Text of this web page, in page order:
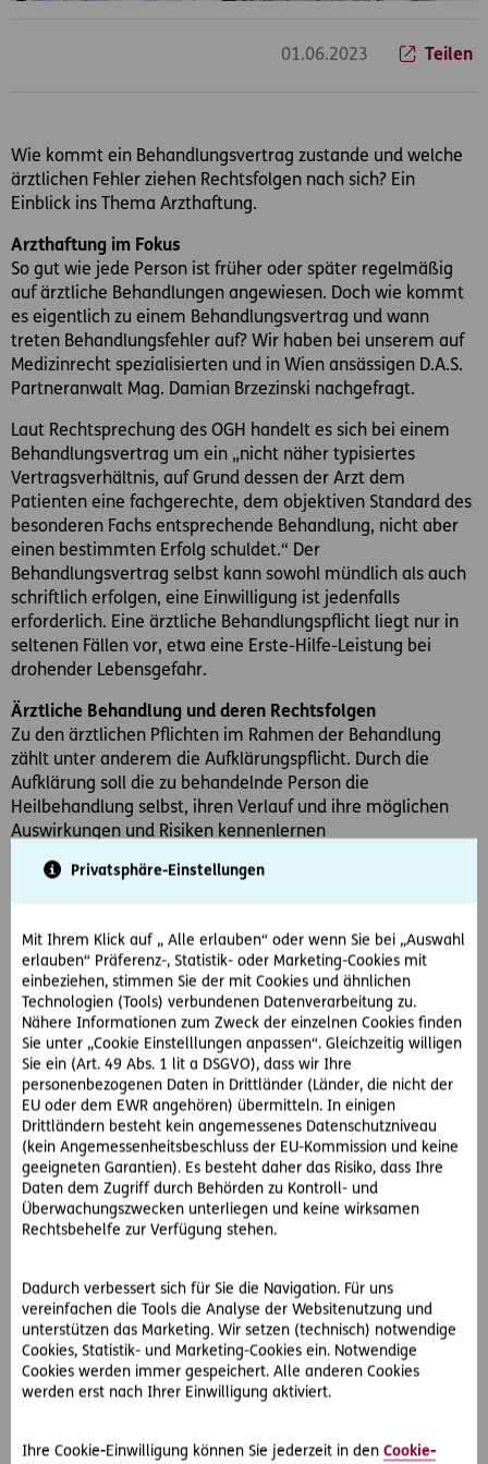
Privatsphäre-Einstellungen
Mit Ihrem Klick auf „ Alle erlauben“ oder wenn Sie bei „Auswahl
erlauben“ Präferenz-, Statistik- oder Marketing-Cookies mit
einbeziehen, stimmen Sie der mit Cookies und ähnlichen
Technologien (Tools) verbundenen Datenverarbeitung zu.
Nähere Informationen zum Zweck der einzelnen Cookies finden
Sie unter „Cookie Einstelllungen anpassen“. Gleichzeitig willigen
Sie ein (Art. 49 Abs. 1 lit a DSGVO), dass wir Ihre
personenbezogenen Daten in Drittländer (Länder, die nicht der
EU oder dem EWR angehören) übermitteln. In einigen
Drittländern besteht kein angemessenes Datenschutzniveau
(kein Angemessenheitsbeschluss der EU-Kommission und keine
geeigneten Garantien). Es besteht daher das Risiko, dass Ihre
Daten dem Zugriff durch Behörden zu Kontroll- und
Überwachungszwecken unterliegen und keine wirksamen
Rechtsbehelfe zur Verfügung stehen.
Dadurch verbessert sich für Sie die Navigation. Für uns
vereinfachen die Tools die Analyse der Websitenutzung und
unterstützen das Marketing. Wir setzen (technisch) notwendige
Cookies, Statistik- und Marketing-Cookies ein. Notwendige
Cookies werden immer gespeichert. Alle anderen Cookies
werden erst nach Ihrer Einwilligung aktiviert.
Ihre Cookie-Einwilligung können Sie jederzeit in den Cookie-
01.06.2023 Teilen
Wie kommt ein Behandlungsvertrag zustande und welche
ärztlichen Fehler ziehen Rechtsfolgen nach sich? Ein
Einblick ins Thema Arzthaftung.
Arzthaftung im Fokus
So gut wie jede Person ist früher oder später regelmäßig
auf ärztliche Behandlungen angewiesen. Doch wie kommt
es eigentlich zu einem Behandlungsvertrag und wann
treten Behandlungsfehler auf? Wir haben bei unserem auf
Medizinrecht spezialisierten und in Wien ansässigen D.A.S.
Partneranwalt Mag. Damian Brzezinski nachgefragt.
Laut Rechtsprechung des OGH handelt es sich bei einem
Behandlungsvertrag um ein „nicht näher typisiertes
Vertragsverhältnis, auf Grund dessen der Arzt dem
Patienten eine fachgerechte, dem objektiven Standard des
besonderen Fachs entsprechende Behandlung, nicht aber
einen bestimmten Erfolg schuldet.“ Der
Behandlungsvertrag selbst kann sowohl mündlich als auch
schriftlich erfolgen, eine Einwilligung ist jedenfalls
erforderlich. Eine ärztliche Behandlungspflicht liegt nur in
seltenen Fällen vor, etwa eine Erste-Hilfe-Leistung bei
drohender Lebensgefahr.
Ärztliche Behandlung und deren Rechtsfolgen
Zu den ärztlichen Pflichten im Rahmen der Behandlung
zählt unter anderem die Aufklärungspflicht. Durch die
Aufklärung soll die zu behandelnde Person die
Heilbehandlung selbst, ihren Verlauf und ihre möglichen
Auswirkungen und Risiken kennenlernen
(=Selbstbestimmungsaufklärung) sowie in die Lage versetzt
werden, sich auch nach der Heilbehandlung
therapiegerecht verhalten zu können
Mögliche Fehler
Jeder hat schon von der Amputation falscher Gliedmaßen
gehört, doch Behandlungsfehler können vielfältig sein.
Darunter fallen beispielsweise auch die verspätete
Überweisung von Patienten an Spezialeinrichtungen oder
die Verletzung der Sicherheitsaufklärung. Generell liegt ein
Behandlungsfehler dann vor, wenn die übliche Sorgfalt
eines ordentlichen Durchschnittsarztes in der konkreten
Situation vernachlässigt wurde oder Ärztinnen und Ärzte
nicht gemäß der medizinischen Wissenschaft und
Erfahrung vorgegangen sind. Eine Behandlungsmethode
gilt grundsätzlich dann als fachgerecht, wenn sie von der
Doch auch Aufklärungsfehler können rechtliche
Konsequenzen nach sich ziehen: Ärztinnen und Ärzte haften
bei einem Aufklärungsfehler auch dann, wenn ein Eingriff
lege artis, also vorschriftsmäßig, erfolgt ist und sich
lediglich das Operationsrisiko verwirklicht hat. Die
nachweisen zu können. Die ärztliche Dokumentationspflicht